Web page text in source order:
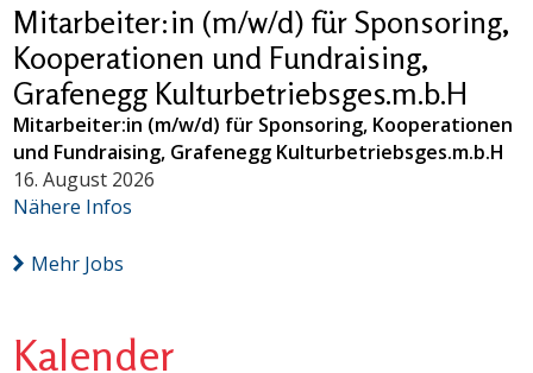
Mitarbeiter:in (m/w/d) für Sponsoring,
Kooperationen und Fundraising,
Grafenegg Kulturbetriebsges.m.b.H
Mitarbeiter:in (m/w/d) für Sponsoring, Kooperationen
und Fundraising, Grafenegg Kulturbetriebsges.m.b.H
16. August 2026
Nähere Infos
Mehr Jobs
Kalender